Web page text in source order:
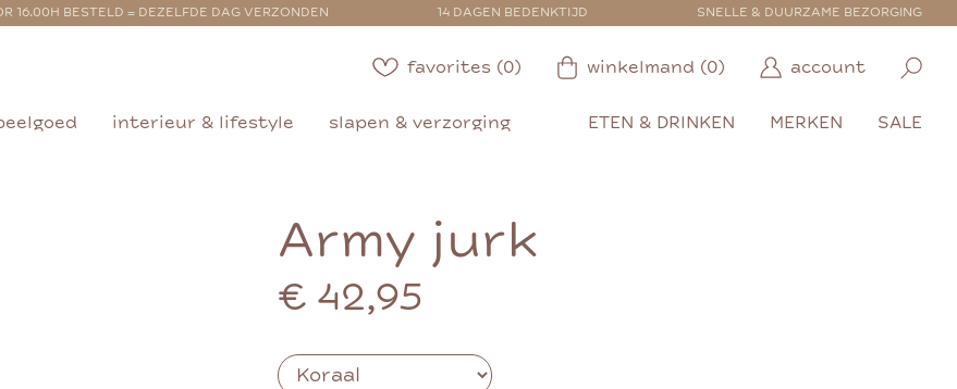
16.00H BESTELD = DEZELFDE DAG VERZONDEN 14 DAGEN BEDENKTIJD SNELLE & DUURZAME BEZORGING
favorites (0) winkelmand (0) account
interieur & lifestyle slapen & verzorging ETEN & DRINKEN MERKEN SALE
Army jurk
€ 42,95